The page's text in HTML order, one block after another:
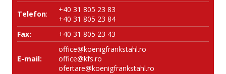
Telefon:
+40 31 805 23 83
+40 31 805 23 84
Fax:
+40 31 805 23 43
E-mail:
office@koenigfrankstahl.ro
office@kfs.ro
ofertare@koenigfrankstahl.ro